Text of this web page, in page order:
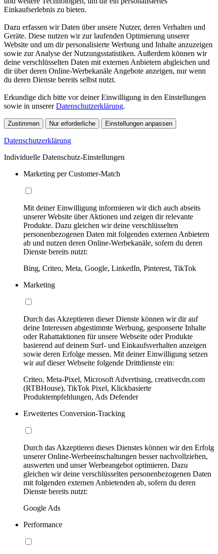
Einkaufserlebnis zu bieten.
Dazu erfassen wir Daten über unsere Nutzer, deren Verhalten und
Geräte. Diese nutzen wir zur laufenden Optimierung unserer
Website und um dir personalisierte Werbung und Inhalte anzuzeigen
sowie zur Analyse der Nutzungsstatistiken. Außerdem können wir
deine verschlüsselten Daten mit externen Anbietern abgleichen und
dir über deren Online-Werbekanäle Angebote anzeigen, nur wenn
du deren Dienste bereits selbst nutzt.
Erkundige dich bitte vor deiner Einwilligung in den Einstellungen
sowie in unsererDatenschutzerklärung.
Zustimmen Nur erforderliche Einstellungen anpassen
Datenschutzerklärung
Individuelle Datenschutz-Einstellungen
Marketing per Customer-Match
Mit deiner Einwilligung informieren wir dich auch abseits
unserer Website über Aktionen und zeigen dir relevante
Produkte. Dazu gleichen wir deine verschlüsselten
personenbezogenen Daten mit folgenden externen Anbietern
ab und nutzen deren Online-Werbekanäle, sofern du deren
Dienste bereits nutzt:
Bing, Criteo, Meta, Google, LinkedIn, Pinterest, TikTok
Marketing
Durch das Akzeptieren dieser Dienste können wir dir auf
deine Interessen abgestimmte Werbung, gesponserte Inhalte
oder Rabattaktionen für unsere Webseite oder Produkte
basierend auf deinem Surf- und Einkaufsverhalten anzeigen
sowie deren Erfolge messen. Mit deiner Einwilligung setzen
wir auf dieser Webseite folgende Drittdienste ein:
Criteo, Meta-Pixel, Microsoft Advertising, creativecdn.com
(RTBHouse), TikTok Pixel, Klickbasierte
Produktempfehlungen, Ads Defender
Erweitertes Conversion-Tracking
Durch das Akzeptieren dieses Dienstes können wir den Erfolg
unserer Online-Werbeeinschaltungen besser nachvollziehen,
auswerten und unser Werbeangebot optimieren. Dazu
gleichen wir deine verschlüsselten personenbezogenen Daten
mit folgenden externen Anbietenden ab, sofern du deren
Dienste bereits nutzt:
Google Ads
Performance